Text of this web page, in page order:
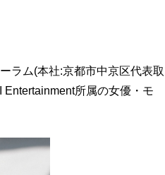
ラム(本社:京都市中京区代表取
所属の女優・モ